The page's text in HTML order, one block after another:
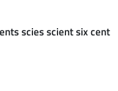
scies scient six cent